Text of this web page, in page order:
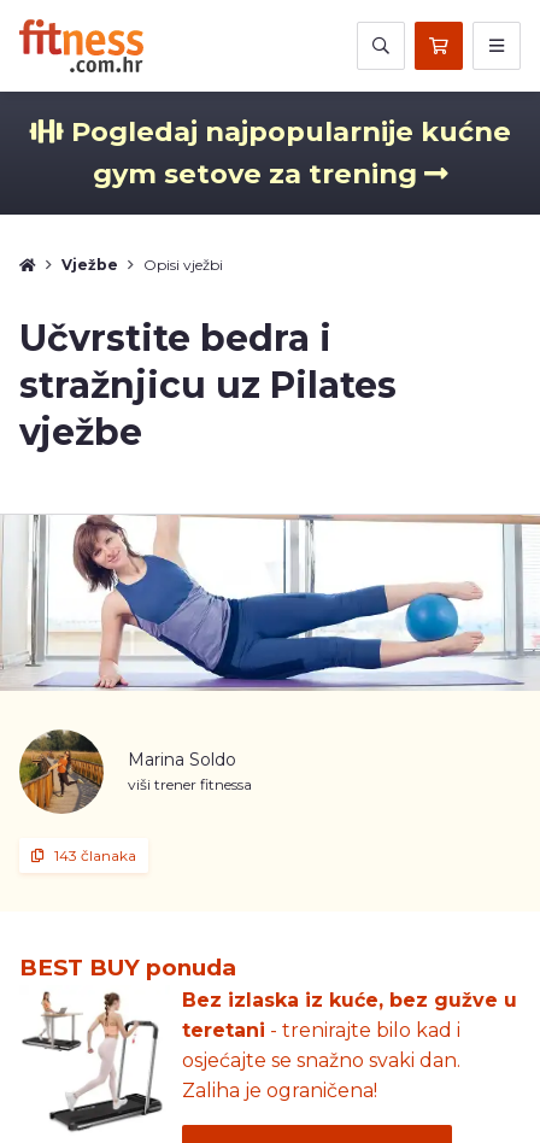
Pogledaj najpopularnije kućne
gym setove za trening
Vježbe Opisi vježbi
Učvrstite bedra i
stražnjicu uz Pilates
vježbe
Marina Soldo
viši trener fitnessa
143 članaka
BEST BUY ponuda
Bez izlaska iz kuće, bez gužve u
teretani - trenirajte bilo kad i
osjećajte se snažno svaki dan.
Zaliha je ograničena!